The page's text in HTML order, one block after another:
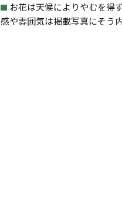
お花は天候によりやむを得
感や雰囲気は掲載写真にそう